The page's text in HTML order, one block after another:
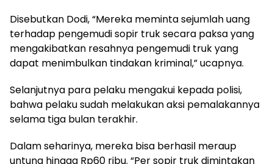
Disebutkan Dodi, “Mereka meminta sejumlah uang
terhadap pengemudi sopir truk secara paksa yang
mengakibatkan resahnya pengemudi truk yang
dapat menimbulkan tindakan kriminal,” ucapnya.
Selanjutnya para pelaku mengakui kepada polisi,
bahwa pelaku sudah melakukan aksi pemalakannya
selama tiga bulan terakhir.
Dalam seharinya, mereka bisa berhasil meraup
untung hingga Rp60 ribu. “Per sopir truk dimintakan